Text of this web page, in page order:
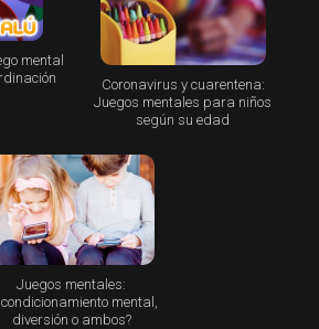
mental
Coronavirus y cuarentena:
Juegos mentales para niños
según su edad
Juegos mentales:
mental,
diversión o ambos?